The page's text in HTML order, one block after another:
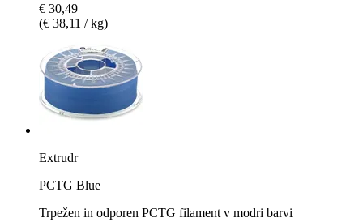
€ 30,49
(€ 38,11 / kg)
Extrudr
PCTG Blue
Trpežen in odporen PCTG filament v modri barvi